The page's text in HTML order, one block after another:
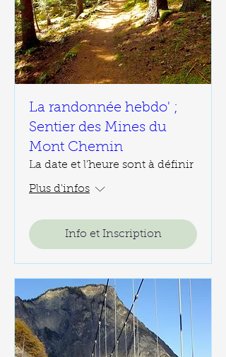
La randonnée hebdo' ;
Sentier des Mines du
Mont Chemin
La date et l'heure sont à définir
Plus d'infos
Info et Inscription